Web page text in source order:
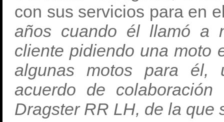
con sus servicios para en
años cuando él llamó a
cliente pidiendo una moto
algunas motos para él,
acuerdo de
Dragster RR LH, de la que